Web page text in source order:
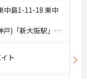
中島1-11-18 東中
戸)「新大阪駅」徒
ト